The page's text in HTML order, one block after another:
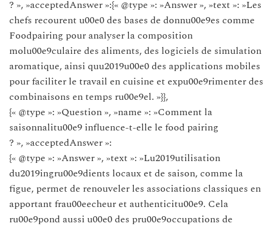
? », »acceptedAnswer »:{« @type »: »Answer », »text »: »Les
chefs recourent u00e0 des bases de donnu00e9es comme
Foodpairing pour analyser la composition
molu00e9culaire des aliments, des logiciels de simulation
aromatique, ainsi quu2019u00e0 des applications mobiles
pour faciliter le travail en cuisine et expu00e9rimenter des
combinaisons en temps ru00e9el. »}},
{« @type »: »Question », »name »: »Comment la
saisonnalitu00e9 influence-t-elle le food pairing
? », »acceptedAnswer »:
{« @type »: »Answer », »text »: »Lu2019utilisation
du2019ingru00e9dients locaux et de saison, comme la
figue, permet de renouveler les associations classiques en
apportant frau00eecheur et authenticitu00e9. Cela
ru00e9pond aussi u00e0 des pru00e9occupations de